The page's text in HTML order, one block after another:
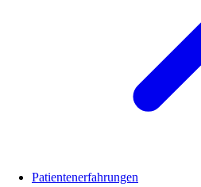
Patientenerfahrungen